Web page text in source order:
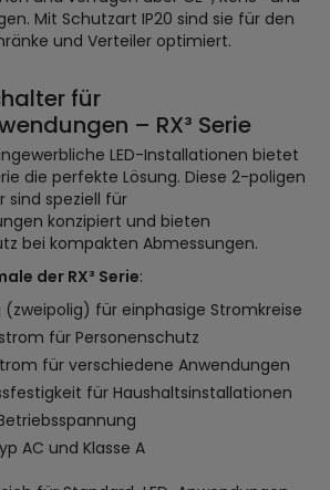
Mit Schutzart IP20 sind sie für den
und Verteiler optimiert.
für
– RX³ Serie
LED-Installationen bietet
die perfekte Lösung. Diese 2-poligen
speziell für
konzipiert und bieten
bei kompakten Abmessungen.
der RX³ Serie:
(zweipolig) für einphasige Stromkreise
für Personenschutz
für verschiedene Anwendungen
für Haushaltsinstallationen
AC und Klasse A